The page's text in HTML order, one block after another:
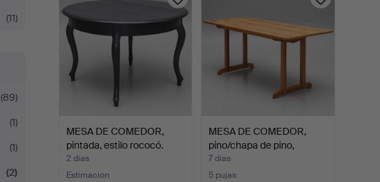
(11)
(89)
(1)
(1)
(2)
MESA DE COMEDOR,
pintada, estilo rococó.
2 días
Estimación
MESA DE COMEDOR,
pino/chapa de pino,
model…
7 días
5 pujas